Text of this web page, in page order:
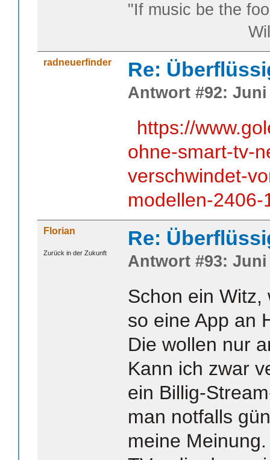
"If music be the
William
radneuerfinder Re:
Antwort #92: Juni
https://
ohne-smart-tv-
verschwindet-
modellen-
Florian
Zurück in der Zukunft
Re:
Antwort #93: Juni
Schon ein
so eine App an
Die wollen nur
Kann ich zwar
ein Billig-
man notfalls
meine